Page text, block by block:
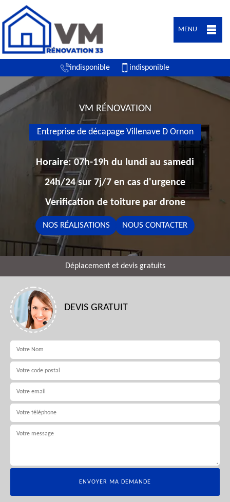
MENU
indisponible indisponible
VM RÉNOVATION
Entreprise de décapage Villenave D Ornon
Horaire: 07h-19h du lundi au samedi
24h/24 sur 7j/7 en cas d'urgence
Verification de toiture par drone
NOS RÉALISATIONS NOUS CONTACTER
Déplacement et devis gratuits
DEVIS GRATUIT